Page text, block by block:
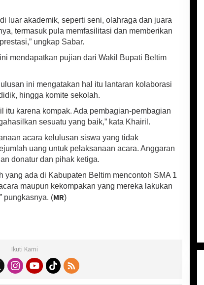
luar akademik, seperti seni, olahraga dan juara
termasuk pula memfasilitasi dan memberikan
ungkap Sabar.
mendapatkan pujian dari Wakil Bupati Beltim
ini mengatakan hal itu lantaran kolaborasi
hingga komite sekolah.
itu karena kompak. Ada pembagian-pembagian
sesuatu yang baik,” kata Khairil.
acara kelulusan siswa yang tidak
uang untuk pelaksanaan acara. Anggaran
donatur dan pihak ketiga.
yang ada di Kabupaten Beltim mencontoh SMA 1
maupun kekompakan yang mereka lakukan
pungkasnya. (MR)
Ikuti Kami